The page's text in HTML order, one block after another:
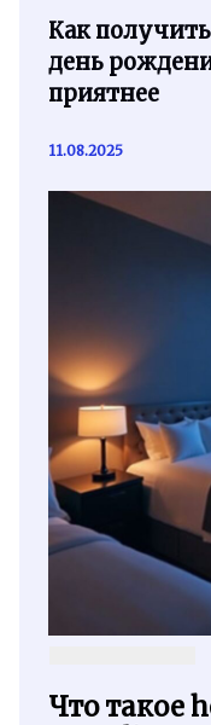
Как
день
приятнее
11.08.2025
Что такое